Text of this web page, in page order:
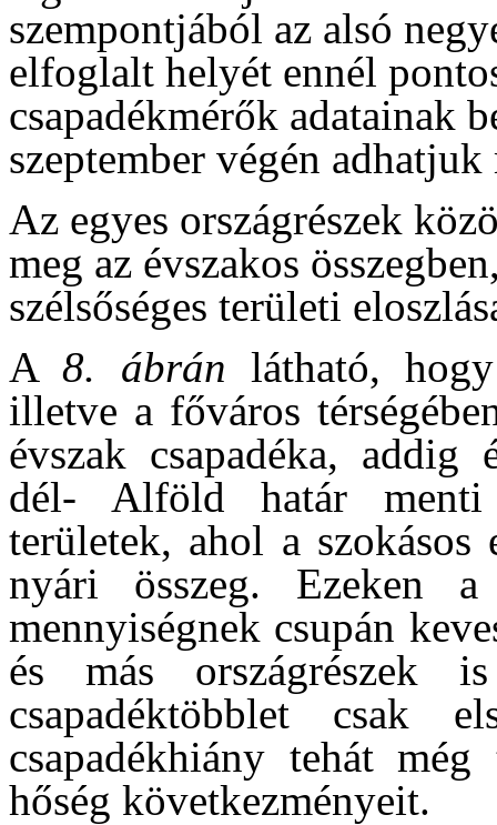
szempontjából az alsó
elfoglalt helyét ennél
csapadékmérők adatainak
szeptember végén adhatjuk
Az egyes országrészek
meg az évszakos
szélsőséges területi
A8. ábrán látható,
illetve a főváros
évszak csapadéka, addig
dél- Alföld határ menti
területek, ahol a szokásos
nyári összeg. Ezeken
mennyiségnek csupán
és más országrészek
csapadéktöbblet csak
csapadékhiány tehát
hőség következményeit.